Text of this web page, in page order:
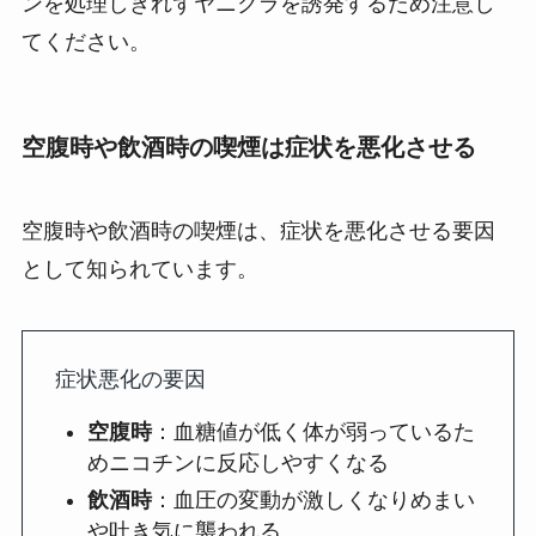
てください。
空腹時や飲酒時の喫煙は症状を悪化させる
空腹時や飲酒時の喫煙は、症状を悪化させる要因
として知られています。
症状悪化の要因
空腹時：血糖値が低く体が弱っているた
めニコチンに反応しやすくなる
飲酒時：血圧の変動が激しくなりめまい
や吐き気に襲われる